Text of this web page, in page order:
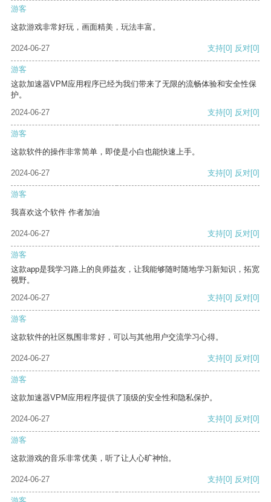
游客
这款游戏非常好玩，画面精美，玩法丰富。
2024-06-27 支持[0] 反对[0]
游客
这款加速器VPM应用程序已经为我们带来了无限的流畅体验和安全性保
护。
2024-06-27
支持[0] 反对[0]
游客
这款软件的操作非常简单，即使是小白也能快速上手。
2024-06-27 支持[0] 反对[0]
游客
我喜欢这个软件 作者加油
2024-06-27 支持[0] 反对[0]
游客
这款app是我学习路上的良师益友，让我能够随时随地学习新知识，拓宽
视野。
2024-06-27
支持[0] 反对[0]
游客
这款软件的社区氛围非常好，可以与其他用户交流学习心得。
2024-06-27 支持[0] 反对[0]
游客
这款加速器VPM应用程序提供了顶级的安全性和隐私保护。
2024-06-27 支持[0] 反对[0]
游客
这款游戏的音乐非常优美，听了让人心旷神怡。
2024-06-27 支持[0] 反对[0]